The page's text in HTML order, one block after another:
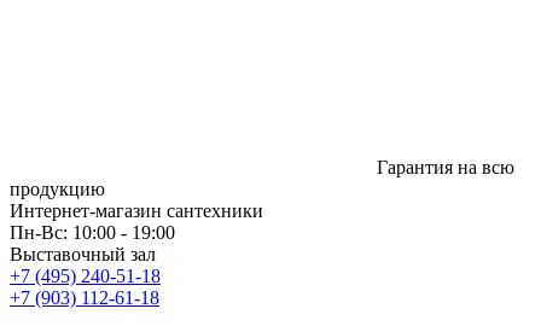
Гарантия на всю
продукцию
Интернет-магазин сантехники
Пн-Вс: 10:00 - 19:00
Выставочный зал
+7 (495) 240-51-18
+7 (903) 112-61-18